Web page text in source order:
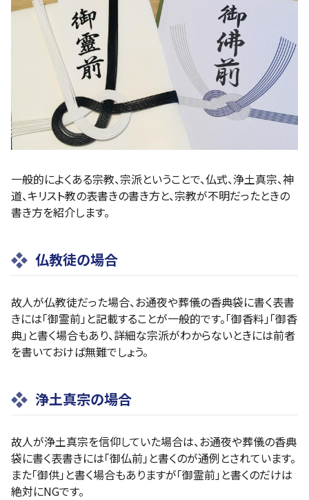
一般的によくある宗教、宗派ということで、仏式、浄土真宗、神
道、キリスト教の表書きの書き方と、宗教が不明だったときの
書き方を紹介します。
仏教徒の場合
故人が仏教徒だった場合、お通夜や葬儀の香典袋に書く表書
きには「御霊前」と記載することが一般的です。「御香料」「御香
典」と書く場合もあり、詳細な宗派がわからないときには前者
を書いておけば無難でしょう。
浄土真宗の場合
故人が浄土真宗を信仰していた場合は、お通夜や葬儀の香典
袋に書く表書きには「御仏前」と書くのが通例とされています。
また「御供」と書く場合もありますが「御霊前」と書くのだけは
絶対にNGです。